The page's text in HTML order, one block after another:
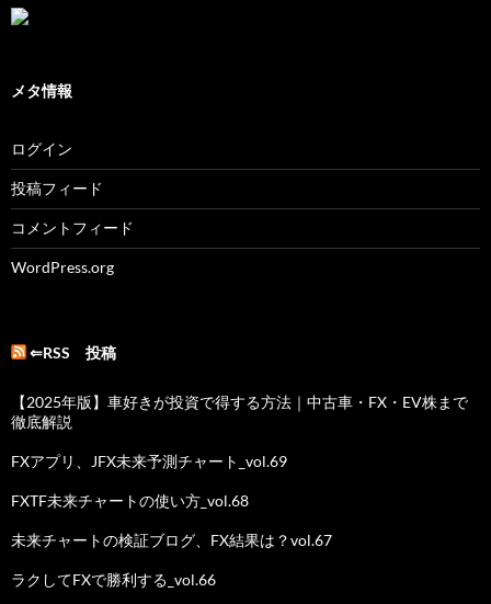
メタ情報
ログイン
投稿フィード
コメントフィード
WordPress.org
⇐RSS 投稿
【2025年版】車好きが投資で得する方法｜中古車・FX・EV株まで
徹底解説
FXアプリ、JFX未来予測チャート_vol.69
FXTF未来チャートの使い方_vol.68
未来チャートの検証ブログ、FX結果は？vol.67
ラクしてFXで勝利する_vol.66